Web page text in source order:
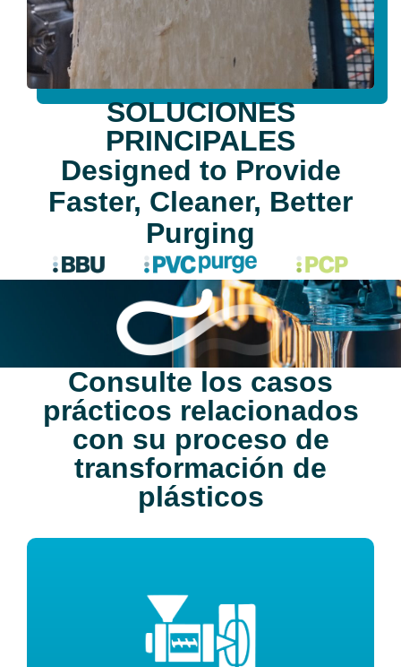
SOLUCIONES
PRINCIPALES
Designed to Provide
Faster, Cleaner, Better
Purging
Consulte los casos
prácticos relacionados
con su proceso de
transformación de
plásticos